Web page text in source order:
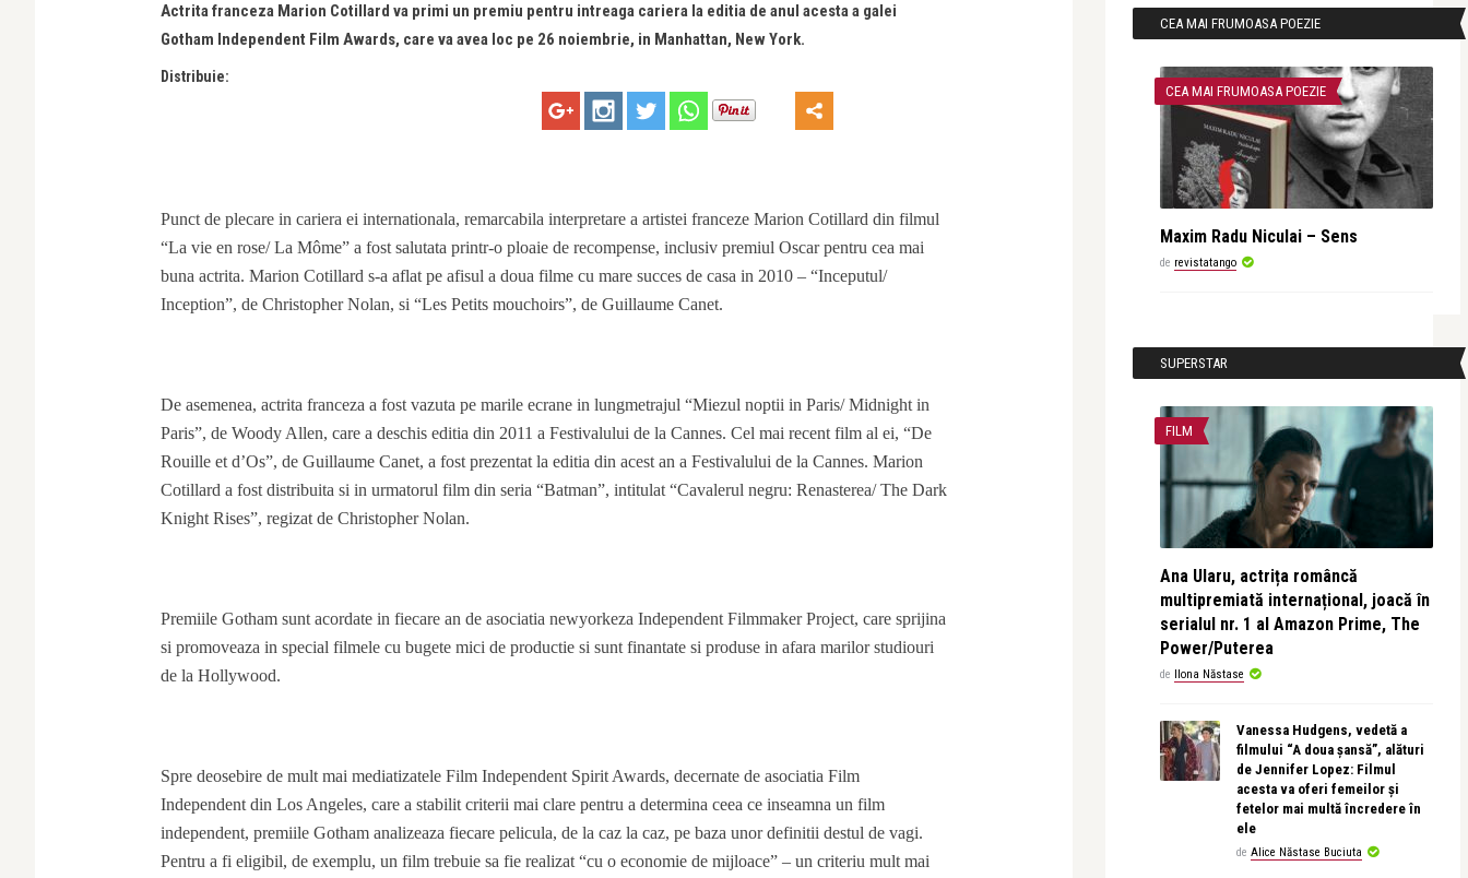
Actrita franceza Marion Cotillard va primi un premiu pentru intreaga cariera la editia de anul acesta a galei
Gotham Independent Film Awards, care va avea loc pe 26 noiembrie, in Manhattan, New York.
Distribuie:
Punct de plecare in cariera ei internationala, remarcabila interpretare a artistei franceze Marion Cotillard din filmul
“La vie en rose/ La Môme” a fost salutata printr-o ploaie de recompense, inclusiv premiul Oscar pentru cea mai
buna actrita. Marion Cotillard s-a aflat pe afisul a doua filme cu mare succes de casa in 2010 – “Inceputul/
Inception”, de Christopher Nolan, si “Les Petits mouchoirs”, de Guillaume Canet.
De asemenea, actrita franceza a fost vazuta pe marile ecrane in lungmetrajul “Miezul noptii in Paris/ Midnight in
Paris”, de Woody Allen, care a deschis editia din 2011 a Festivalului de la Cannes. Cel mai recent film al ei, “De
Rouille et d’Os”, de Guillaume Canet, a fost prezentat la editia din acest an a Festivalului de la Cannes. Marion
Cotillard a fost distribuita si in urmatorul film din seria “Batman”, intitulat “Cavalerul negru: Renasterea/ The Dark
Knight Rises”, regizat de Christopher Nolan.
Premiile Gotham sunt acordate in fiecare an de asociatia newyorkeza Independent Filmmaker Project, care sprijina
si promoveaza in special filmele cu bugete mici de productie si sunt finantate si produse in afara marilor studiouri
de la Hollywood.
Spre deosebire de mult mai mediatizatele Film Independent Spirit Awards, decernate de asociatia Film
Independent din Los Angeles, care a stabilit criterii mai clare pentru a determina ceea ce inseamna un film
independent, premiile Gotham analizeaza fiecare pelicula, de la caz la caz, pe baza unor definitii destul de vagi.
Pentru a fi eligibil, de exemplu, un film trebuie sa fie realizat “cu o economie de mijloace” – un criteriu mult mai
CEA MAI FRUMOASA POEZIE
CEA MAI FRUMOASA POEZIE
Maxim Radu Niculai – Sens
de revistatango
SUPERSTAR
FILM
Ana Ularu, actrița româncă
multipremiată internațional, joacă în
serialul nr. 1 al Amazon Prime, The
Power/Puterea
de Ilona Năstase
Vanessa Hudgens, vedetă a
filmului “A doua șansă”, alături
de Jennifer Lopez: Filmul
acesta va oferi femeilor și
fetelor mai multă încredere în
ele
de Alice Năstase Buciuta